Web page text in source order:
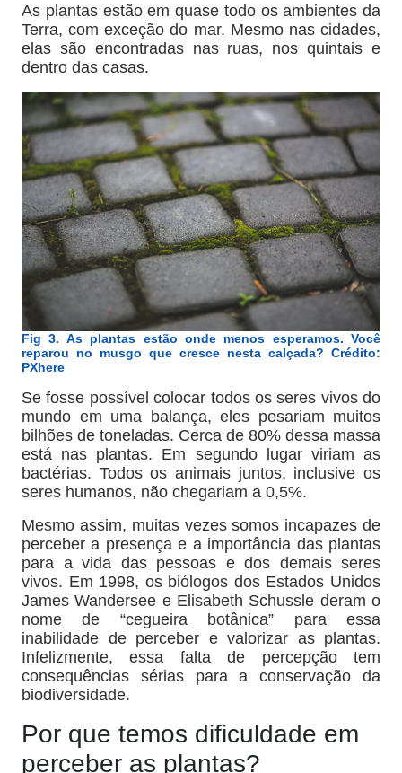
As plantas estão em quase todo os ambientes da
Terra, com exceção do mar. Mesmo nas cidades,
elas são encontradas nas ruas, nos quintais e
dentro das casas.
Fig 3. As plantas estão onde menos esperamos. Você
reparou no musgo que cresce nesta calçada? Crédito:
PXhere
Se fosse possível colocar todos os seres vivos do
mundo em uma balança, eles pesariam muitos
bilhões de toneladas. Cerca de 80% dessa massa
está nas plantas. Em segundo lugar viriam as
bactérias. Todos os animais juntos, inclusive os
seres humanos, não chegariam a 0,5%.
Mesmo assim, muitas vezes somos incapazes de
perceber a presença e a importância das plantas
para a vida das pessoas e dos demais seres
vivos. Em 1998, os biólogos dos Estados Unidos
James Wandersee e Elisabeth Schussle deram o
nome de “cegueira botânica” para essa
inabilidade de perceber e valorizar as plantas.
Infelizmente, essa falta de percepção tem
consequências sérias para a conservação da
biodiversidade.
Por que temos dificuldade em
perceber as plantas?